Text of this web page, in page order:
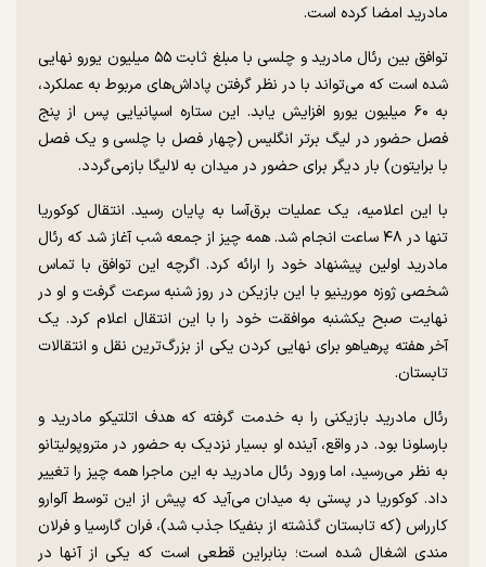
مادرید امضا کرده است.
توافق بین رئال مادرید و چلسی با مبلغ ثابت ۵۵ میلیون یورو نهایی
شده است که می‌تواند با در نظر گرفتن پاداش‌های مربوط به عملکرد،
به ۶۰ میلیون یورو افزایش یابد. این ستاره اسپانیایی پس از پنج
فصل حضور در لیگ برتر انگلیس (چهار فصل با چلسی و یک فصل
با برایتون) بار دیگر برای حضور در میدان به لالیگا بازمی‌گردد.
با این اعلامیه، یک عملیات برق‌آسا به پایان رسید. انتقال کوکوریا
تنها در ۴۸ ساعت انجام شد. همه چیز از جمعه شب آغاز شد که رئال
مادرید اولین پیشنهاد خود را ارائه کرد. اگرچه این توافق با تماس
شخصی ژوزه مورینیو با این بازیکن در روز شنبه سرعت گرفت و او در
نهایت صبح یکشنبه موافقت خود را با این انتقال اعلام کرد. یک
آخر هفته پرهیاهو برای نهایی کردن یکی از بزرگ‌ترین نقل و انتقالات
تابستان.
رئال مادرید بازیکنی را به خدمت گرفته که هدف اتلتیکو مادرید و
بارسلونا بود. در واقع، آینده او بسیار نزدیک به حضور در متروپولیتانو
به نظر می‌رسید، اما ورود رئال مادرید به این ماجرا همه چیز را تغییر
داد. کوکوریا در پستی به میدان می‌آید که پیش از این توسط آلوارو
کارراس (که تابستان گذشته از بنفیکا جذب شد)، فران گارسیا و فرلان
مندی اشغال شده است؛ بنابراین قطعی است که یکی از آنها در